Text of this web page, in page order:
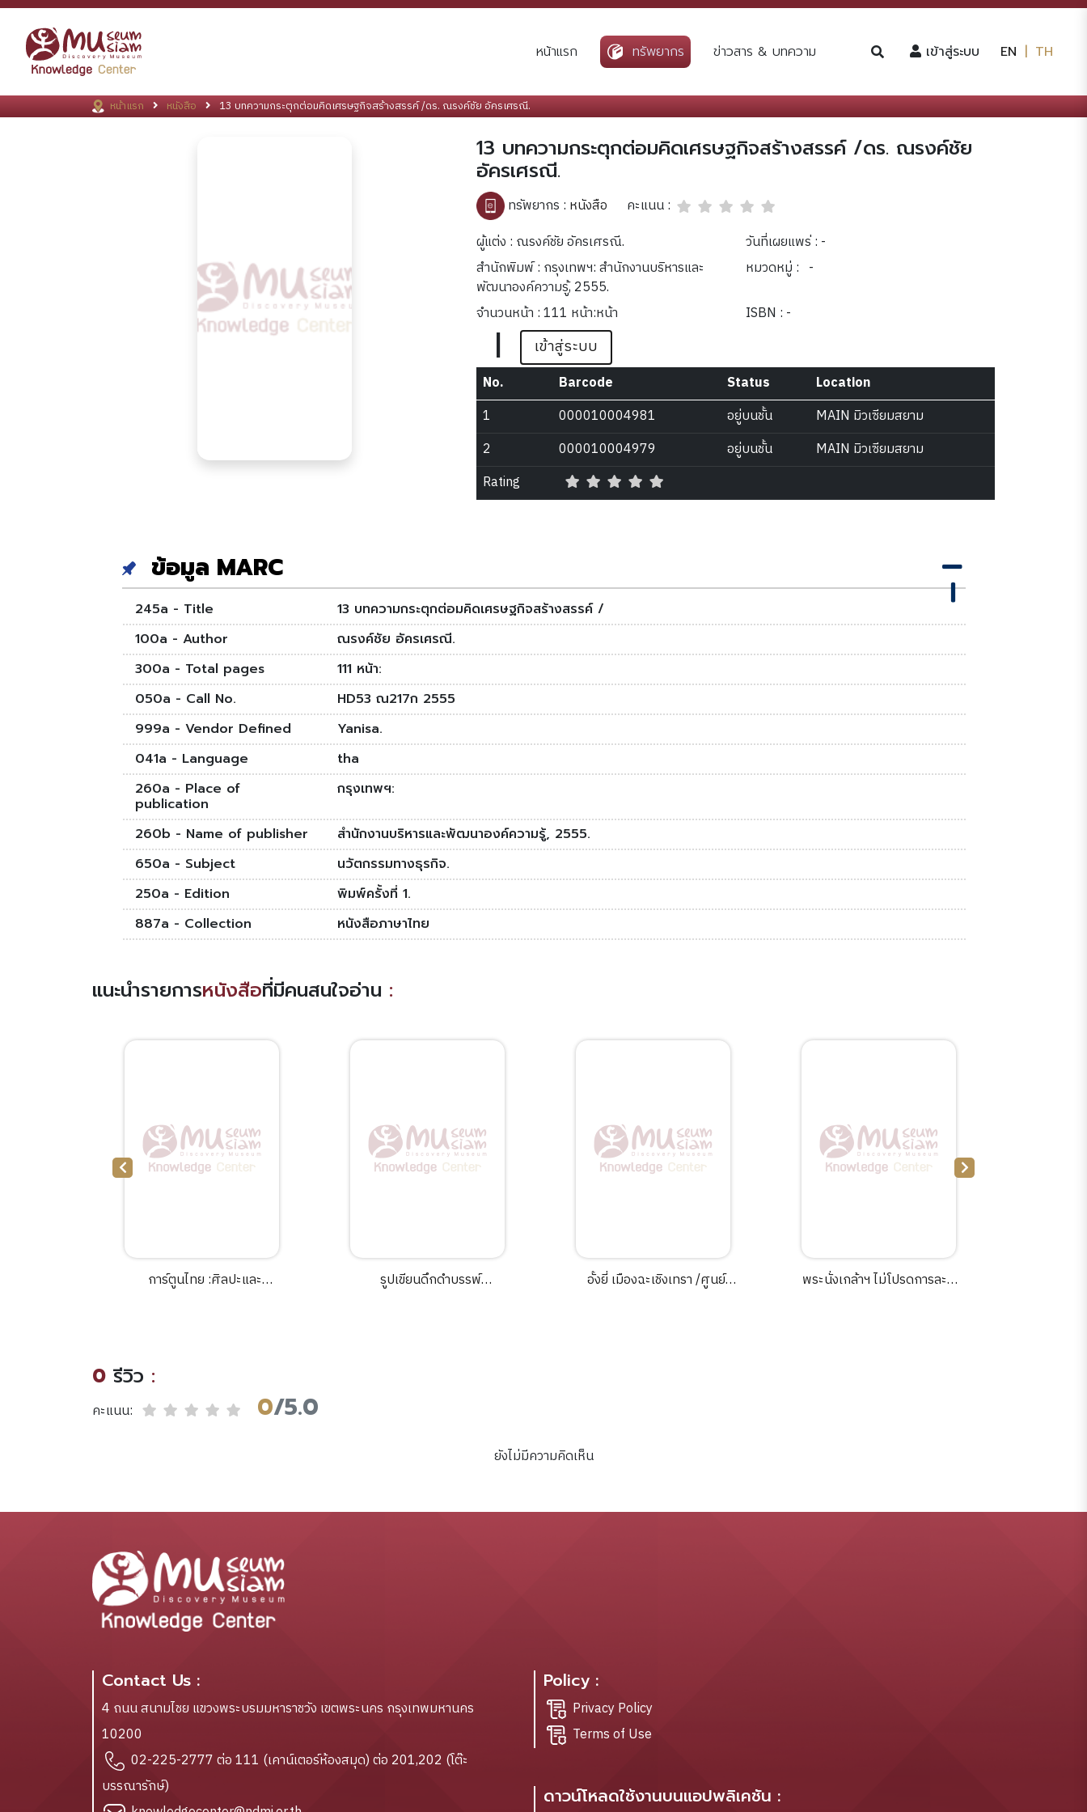
หน้าแรก ทรัพยากร ข่าวสาร & บทความ เข้าสู่ระบบ (current)
EN | TH
หน้าแรก หนังสือ 13 บทความกระตุกต่อมคิดเศรษฐกิจสร้างสรรค์ /ดร. ณรงค์ชัย อัครเศรณี.
13 บทความกระตุกต่อมคิดเศรษฐกิจสร้างสรรค์ /ดร. ณรงค์ชัย
อัครเศรณี.
ทรัพยากร : หนังสือ
คะแนน :
ผู้แต่ง : ณรงค์ชัย อัครเศรณี.
วันที่เผยแพร่ : -
สำนักพิมพ์ : กรุงเทพฯ: สำนักงานบริหารและ
พัฒนาองค์ความรู้, 2555.
หมวดหมู่ : -
จำนวนหน้า : 111 หน้า:หน้า ISBN : -
| เข้าสู่ระบบ
No. Barcode Status
Location
1
000010004981 อยู่บนชั้น
MAIN มิวเซียมสยาม
2
000010004979 อยู่บนชั้น
MAIN มิวเซียมสยาม
Rating
ข้อมูล MARC
245a - Title
13 บทความกระตุกต่อมคิดเศรษฐกิจสร้างสรรค์ /
100a - Author
ณรงค์ชัย อัครเศรณี.
300a - Total pages
111 หน้า:
050a - Call No.
HD53 ณ217ก 2555
999a - Vendor Defined
Yanisa.
041a - Language
tha
260a - Place of
publication
กรุงเทพฯ:
260b - Name of publisher
สำนักงานบริหารและพัฒนาองค์ความรู้, 2555.
650a - Subject
นวัตกรรมทางธุรกิจ.
250a - Edition
พิมพ์ครั้งที่ 1.
887a - Collection
หนังสือภาษาไทย
แนะนำรายการหนังสือที่มีคนสนใจอ่าน :
การ์ตูนไทย :ศิลปะและ
รูปเขียนดึกดำบรรพ์
อั้งยี่ เมืองฉะเชิงเทรา /ศูนย์
พระนั่งเกล้าฯ ไม่โปรดการละคร
0 รีวิว :
คะแนน: 0/5.0
ยังไม่มีความคิดเห็น
Contact Us :
4 ถนน สนามไชย แขวงพระบรมมหาราชวัง เขตพระนคร กรุงเทพมหานคร
10200
02-225-2777 ต่อ 111 (เคาน์เตอร์ห้องสมุด) ต่อ 201,202 (โต๊ะ
บรรณารักษ์)
Policy :
Privacy Policy
Terms of Use
ดาวน์โหลดใช้งานบนแอปพลิเคชัน :